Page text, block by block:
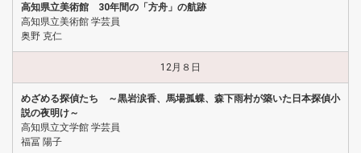
高知県立美術館 30年間の「方舟」の航跡
高知県立美術館 学芸員
奥野 克仁
12月８日
めざめる探偵たち ～黒岩涙香、馬場孤蝶、森下雨村が築いた日本探偵小
説の夜明け～
高知県立文学館 学芸員
福冨 陽子